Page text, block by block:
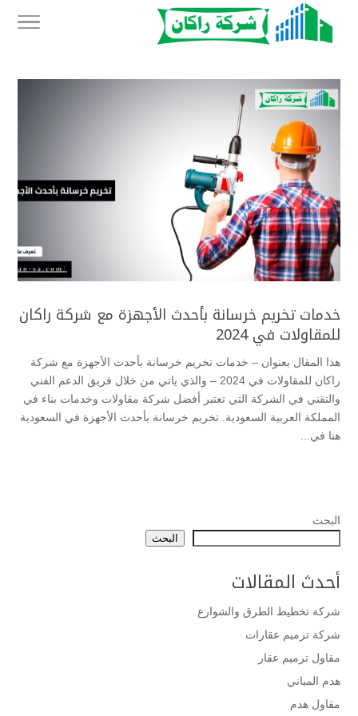
خدمات تخريم خرسانة بأحدث الأجهزة مع شركة راكان
للمقاولات في 2024
هذا المقال بعنوان – خدمات تخريم خرسانة بأحدث الأجهزة مع شركة
راكان للمقاولات في 2024 – والذي ياتي من خلال فريق الدعم الفني
والتقني في الشركة التي تعتبر أفضل شركة مقاولات وخدمات بناء في
المملكة العربية السعودية. تخريم خرسانة بأحدث الأجهزة في السعودية
هنا في...
البحث
البحث
أحدث المقالات
شركة تخطيط الطرق والشوارع
شركة ترميم عقارات
مقاول ترميم عقار
هدم المباني
مقاول هدم